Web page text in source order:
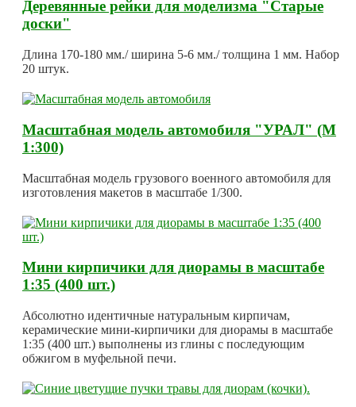
Деревянные рейки для моделизма "Старые
доски"
Длина 170-180 мм./ ширина 5-6 мм./ толщина 1 мм. Набор
20 штук.
Масштабная модель автомобиля "УРАЛ" (М
1:300)
Масштабная модель грузового военного автомобиля для
изготовления макетов в масштабе 1/300.
Мини кирпичики для диорамы в масштабе
1:35 (400 шт.)
Абсолютно идентичные натуральным кирпичам,
керамические мини-кирпичики для диорамы в масштабе
1:35 (400 шт.) выполнены из глины с последующим
обжигом в муфельной печи.